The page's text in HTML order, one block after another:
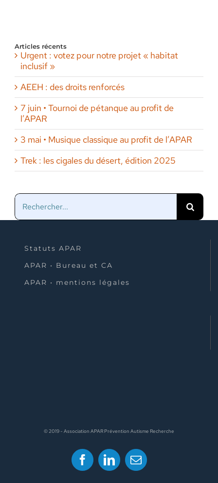
Articles récents
Urgent : votez pour notre projet « habitat
inclusif »
AEEH : des droits renforcés
7 juin • Tournoi de pétanque au profit de
l’APAR
3 mai • Musique classique au profit de l’APAR
Trek : les cigales du désert, édition 2025
Rechercher:
Statuts APAR
APAR • Bureau et CA
APAR • mentions légales
© 2019 - Association APAR Prévention Autisme Recherche
FacebookLinkedIn
Email